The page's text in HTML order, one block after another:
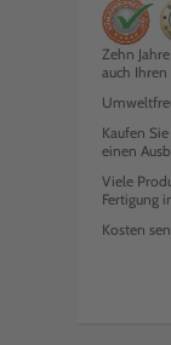
Zehn Jahre
auch Ihren
Kaufen
einen
Viele
Fertigung
Kosten